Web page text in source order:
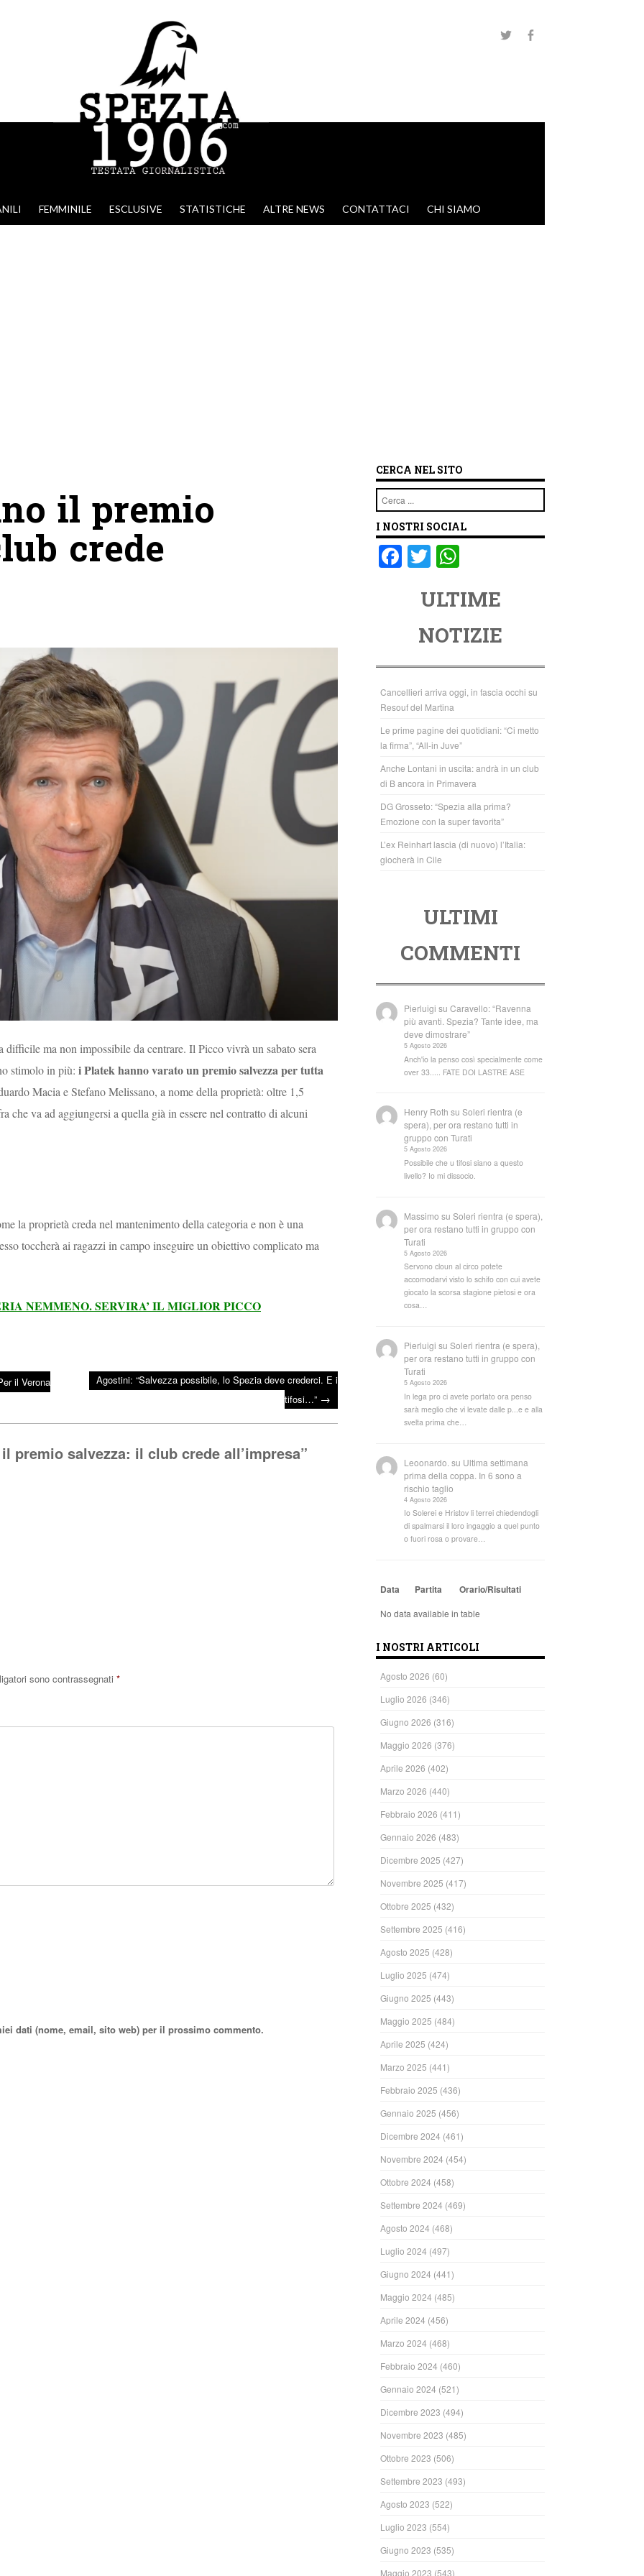
FEMMINILE ESCLUSIVE STATISTICHE ALTRE NEWS CONTATTACI CHI SIAMO
il premio
crede
difficile ma non impossibile da centrare. Il Picco vivrà un sabato sera
stimolo in più: i Platek hanno varato un premio salvezza per tutta
Macia e Stefano Melissano, a nome della proprietà: oltre 1,5
che va ad aggiungersi a quella già in essere nel contratto di alcuni
la proprietà creda nel mantenimento della categoria e non è una
toccherà ai ragazzi in campo inseguire un obiettivo complicato ma
NEMMENO. SERVIRA’ IL MIGLIOR PICCO
il Verona
Agostini: “Salvezza possibile, lo Spezia deve crederci. E i
tifosi…” →
premio salvezza: il club crede all’impresa”
sono contrassegnati *
dati (nome, email, sito web) per il prossimo commento.
CERCA NEL SITO
Cerca
I NOSTRI SOCIAL
F
o
o
k
T
tt
er
at
s
A
p
p
ULTIME
NOTIZIE
Cancellieri arriva oggi, in fascia occhi su
Resouf del Martina
Le prime pagine dei quotidiani: “Ci metto
la firma”, “All-in Juve”
Anche Lontani in uscita: andrà in un club
di B ancora in Primavera
DG Grosseto: “Spezia alla prima?
Emozione con la super favorita”
L’ex Reinhart lascia (di nuovo) l’Italia:
giocherà in Cile
ULTIMI
COMMENTI
Pierluigi suCaravello: “Ravenna
più avanti. Spezia? Tante idee, ma
deve dimostrare”
5 Agosto 2026
Anch'io la penso così specialmente come
over 33..... FATE DOI LASTRE ASE
Henry Roth suSoleri rientra (e
spera), per ora restano tutti in
gruppo con Turati
5 Agosto 2026
Possibile che u tifosi siano a questo
livello? Io mi dissocio.
Massimo suSoleri rientra (e spera),
per ora restano tutti in gruppo con
Turati
5 Agosto 2026
Servono cloun al circo potete
accomodarvi visto lo schifo con cui avete
giocato la scorsa stagione pietosi e ora
cosa…
Pierluigi suSoleri rientra (e spera),
per ora restano tutti in gruppo con
Turati
5 Agosto 2026
In lega pro ci avete portato ora penso
sarà meglio che vi levate dalle p...e e alla
svelta prima che…
Leoonardo. su Ultima settimana
prima della coppa. In 6 sono a
rischio taglio
4 Agosto 2026
Io Solerei e Hristov li terrei chiedendogli
di spalmarsi il loro ingaggio a quel punto
o fuori rosa o provare…
Data Partita Orario/Risultati
No data available in table
I NOSTRI ARTICOLI
Agosto 2026 (60)
Luglio 2026 (346)
Giugno 2026 (316)
Maggio 2026 (376)
Aprile 2026 (402)
Marzo 2026 (440)
Febbraio 2026 (411)
Gennaio 2026 (483)
Dicembre 2025 (427)
Novembre 2025 (417)
Ottobre 2025 (432)
Settembre 2025 (416)
Agosto 2025 (428)
Luglio 2025 (474)
Giugno 2025 (443)
Maggio 2025 (484)
Aprile 2025 (424)
Marzo 2025 (441)
Febbraio 2025 (436)
Gennaio 2025 (456)
Dicembre 2024 (461)
Novembre 2024 (454)
Ottobre 2024 (458)
Settembre 2024 (469)
Agosto 2024 (468)
Luglio 2024 (497)
Giugno 2024 (441)
Maggio 2024 (485)
Aprile 2024 (456)
Marzo 2024 (468)
Febbraio 2024 (460)
Gennaio 2024 (521)
Dicembre 2023 (494)
Novembre 2023 (485)
Ottobre 2023 (506)
Settembre 2023 (493)
Agosto 2023 (522)
Luglio 2023 (554)
Giugno 2023 (535)
Maggio 2023 (543)